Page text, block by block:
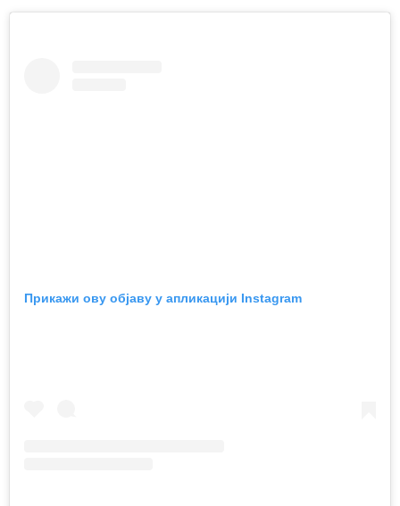
Прикажи ову објаву у апликацији Instagram